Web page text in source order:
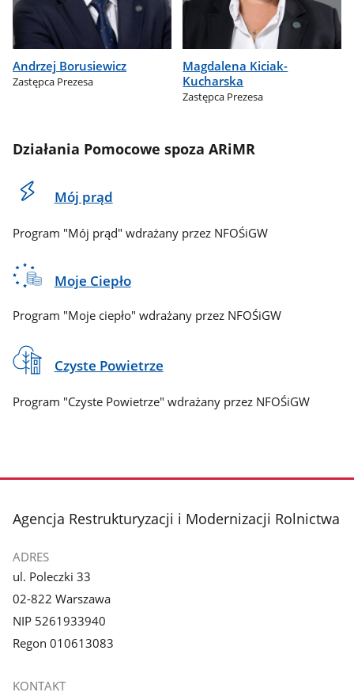
Andrzej Borusiewicz
Zastępca Prezesa
Magdalena Kiciak-
Kucharska
Zastępca Prezesa
Działania Pomocowe spoza ARiMR
Mój prąd
Program "Mój prąd" wdrażany przez NFOŚiGW
Moje Ciepło
Program "Moje ciepło" wdrażany przez NFOŚiGW
Czyste Powietrze
Program "Czyste Powietrze" wdrażany przez NFOŚiGW
stopka
Agencja Restrukturyzacji i Modernizacji Rolnictwa
ADRES
ul. Poleczki 33
02-822 Warszawa
NIP 5261933940
Regon 010613083
KONTAKT